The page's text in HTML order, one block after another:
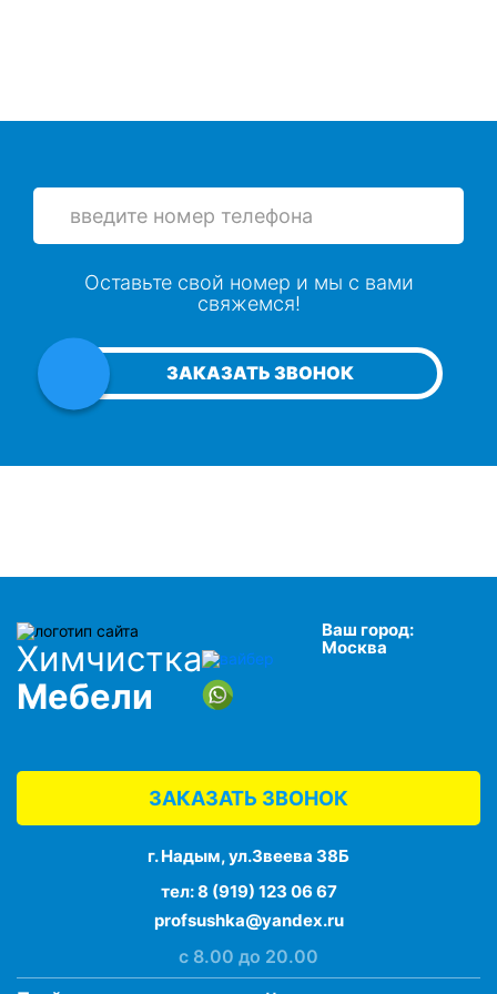
ЗАКАЗАТЬ ЗВОНОК
Оставьте свой номер и мы с вами
свяжемся!
Химчистка
Мебели
Ваш город:
Москва
ЗАКАЗАТЬ ЗВОНОК
г. Надым, ул.Звеева 38Б
тел:8 (919) 123 06 67
profsushka@yandex.ru
с 8.00 до 20.00